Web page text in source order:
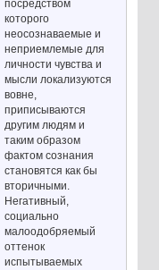
посредством
которого
неосознаваемые и
неприемлемые для
личности чувства и
мысли локализуются
вовне,
приписываются
другим людям и
таким образом
фактом сознания
становятся как бы
вторичными.
Негативный,
социально
малоодобряемый
оттенок
испытываемых